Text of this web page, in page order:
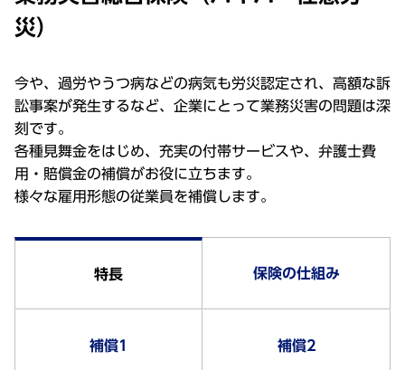
災）
今や、過労やうつ病などの病気も労災認定され、高額な訴
訟事案が発生するなど、企業にとって業務災害の問題は深
刻です。
各種見舞金をはじめ、充実の付帯サービスや、弁護士費
用・賠償金の補償がお役に立ちます。
様々な雇用形態の従業員を補償します。
特長 保険の仕組み
補償1 補償2